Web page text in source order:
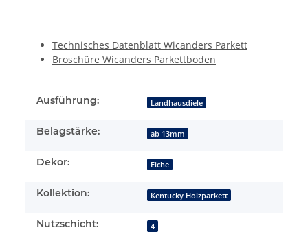
Technisches Datenblatt Wicanders Parkett
Broschüre Wicanders Parkettboden
Ausführung: Landhausdiele
Belagstärke: ab 13mm
Dekor: Eiche
Kollektion: Kentucky Holzparkett
Nutzschicht: 4